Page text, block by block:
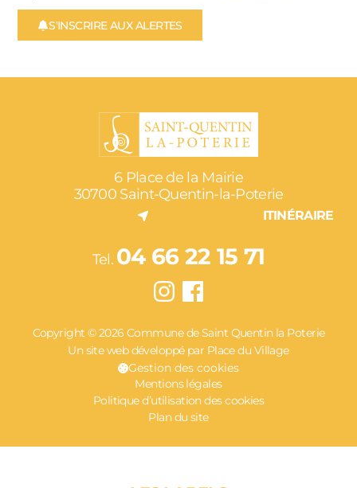
S'INSCRIRE AUX ALERTES
6 Place de la Mairie
30700 Saint-Quentin-la-Poterie
ITINÉRAIRE
Tel. 04 66 22 15 71
Copyright © 2026 Commune de Saint Quentin la Poterie
Un site web développé par Place du Village
Gestion des cookies
Mentions légales
Politique d’utilisation des cookies
Plan du site